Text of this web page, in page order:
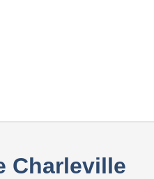
Charleville